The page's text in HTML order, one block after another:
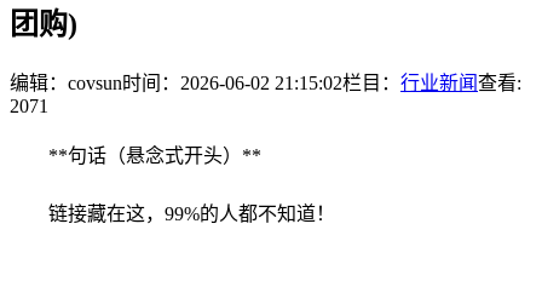
团购)
编辑：covsun时间：2026-06-02 21:15:02栏目： 行业新闻查看:
2071
**句话（悬念式开头）**
链接藏在这，99%的人都不知道！